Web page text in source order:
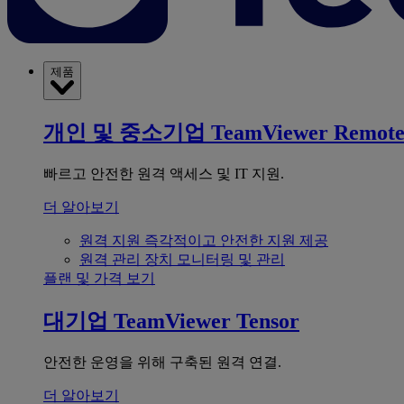
제품
개인 및 중소기업 TeamViewer Remote
빠르고 안전한 원격 액세스 및 IT 지원.
더 알아보기
원격 지원 즉각적이고 안전한 지원 제공
원격 관리 장치 모니터링 및 관리
플랜 및 가격 보기
대기업 TeamViewer Tensor
안전한 운영을 위해 구축된 원격 연결.
더 알아보기